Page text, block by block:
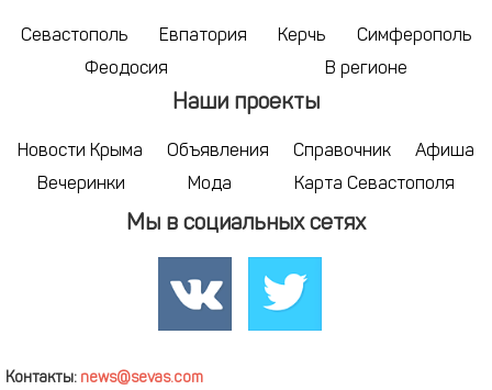
Севастополь Евпатория Керчь
Симферополь
Феодосия
В регионе
Наши проекты
Новости Крыма Объявления Справочник
Афиша
Вечеринки
Мода Карта Севастополя
Мы в социальных сетях
Контакты: news@sevas.com